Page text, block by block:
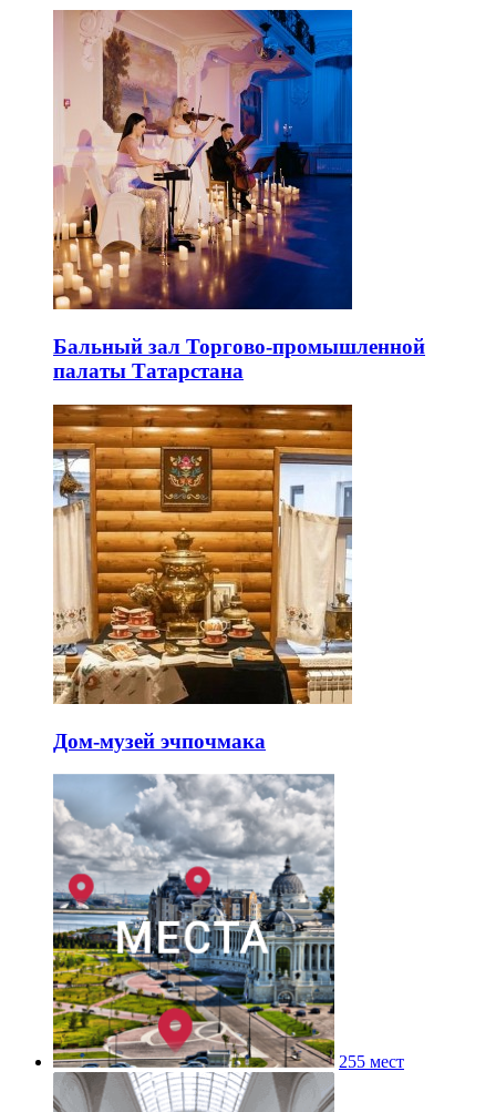
Бальный зал Торгово-промышленной
палаты Татарстана
Дом-музей эчпочмака
255 мест